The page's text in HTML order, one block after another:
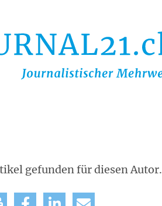
gefunden für diesen Autor.
drucken teilen mitteilen